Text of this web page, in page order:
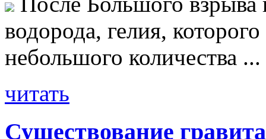
водорода, гелия,
небольшого количества ...
читать
Существование